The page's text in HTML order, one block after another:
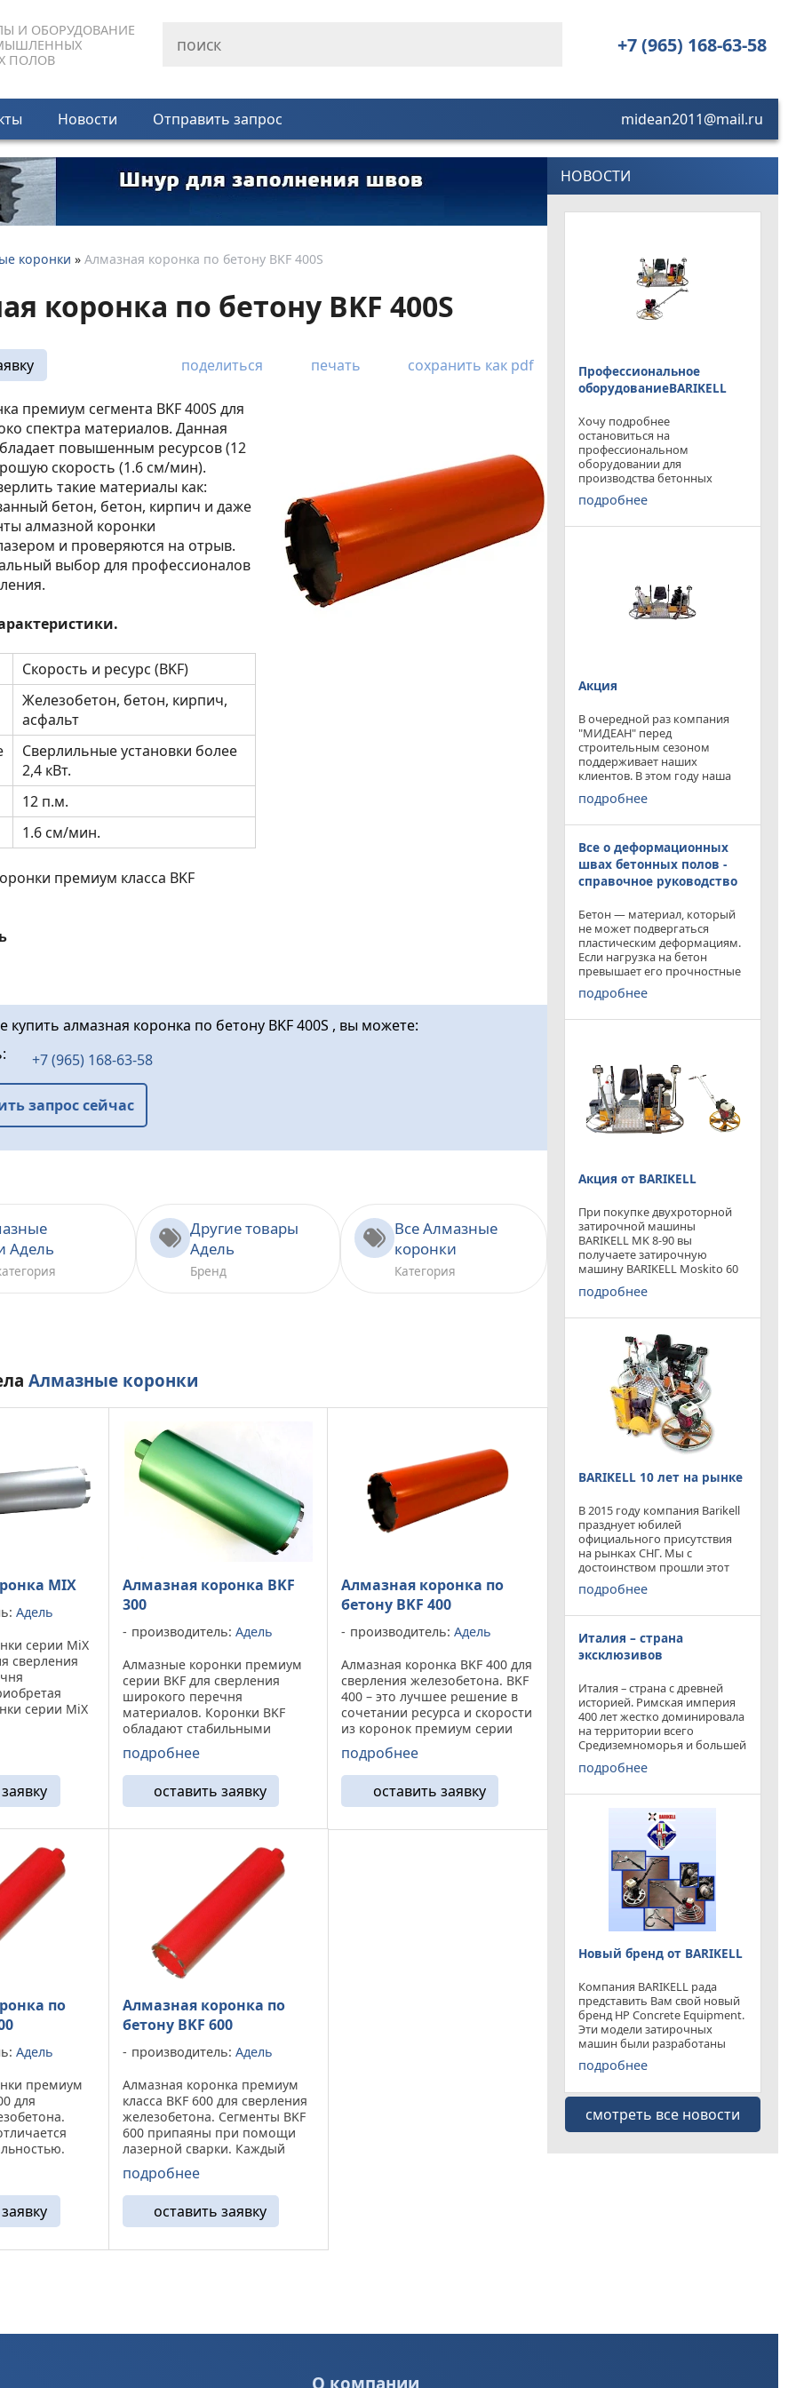
И ОБОРУДОВАНИЕ
ПОЛОВ
+7 (965) 168-63-58
Новости Отправить запрос midean2011@mail.ru
коронки » Алмазная коронка по бетону BKF 400S
коронка по бетону BKF 400S
поделиться печать сохранить как pdf
премиум сегмента BKF 400S для
спектра материалов. Данная
повышенным ресурсов (12
скорость (1.6 см/мин).
такие материалы как:
бетон, бетон, кирпич и даже
алмазной коронки
и проверяются на отрыв.
выбор для профессионалов
Скорость и ресурс (BKF)
Железобетон, бетон, кирпич,
асфальт
Сверлильные установки более
2,4 кВт.
12 п.м.
1.6 см/мин.
премиум класса BKF
купить алмазная коронка по бетону BKF 400S , вы можете:
+7 (965) 168-63-58
запрос сейчас
Адель
Другие товары
Адель
Бренд
Все Алмазные
коронки
Категория
Алмазные коронки
MIX
Адель
серии MiX
сверления
серии MiX
технология
под ...
Алмазная коронка BKF
300
производитель: Адель
Алмазные коронки премиум
серии BKF для сверления
широкого перечня
материалов. Коронки BKF
обладают стабильными
высокими
эксплуатационными
показателями. Алмазная
коронка BKF 300 подходит для
сверления бетона,
железобетона средней
подробнее
оставить заявку
Алмазная коронка по
бетону BKF 400
производитель:Адель
Алмазная коронка BKF 400 для
сверления железобетона. BKF
400 – это лучшее решение в
сочетании ресурса и скорости
из коронок премиум серии
BKF. Основная задача
модификации BKF 400
сверление
высокоармированного
бетона и бетона. Модель
подробнее
оставить заявку
по
Адель
премиум
для
на широкий
(от 1.5
задача
а также ...
Алмазная коронка по
бетону BKF 600
производитель: Адель
Алмазная коронка премиум
класса BKF 600 для сверления
железобетона. Сегменты BKF
600 припаяны при помощи
лазерной сварки. Каждый
сегмент проверяется на
отрыв на заводе.
Устанавливается на широкий
спектр оборудования (от 1.5
до 3.3 кВт). Высокая ...
подробнее
оставить заявку
НОВОСТИ
Профессиональное
оборудованиеBARIKELL
Хочу подробнее
остановиться на
профессиональном
оборудовании для
производства бетонных
работ, ибо к качеству
поверхности бетона в
широк. Это
подробнее
Акция
В очередной раз компания
"МИДЕАН" перед
строительным сезоном
поддерживает наших
клиентов. В этом году наша
компания предлагает
приобрести двухроторную
площадью затирки 2540 мм
по цене двухроторной
подробнее
Все о деформационных
швах бетонных полов -
справочное руководство
Бетон — материал, который
не может подвергаться
пластическим деформациям.
Если нагрузка на бетон
превышает его прочностные
характеристики, то он
попросту растрескивается.
подробнее
Акция от BARIKELL
При покупке двухроторной
затирочной машины
BARIKELL MK 8-90 вы
получаете затирочную
машину BARIKELL Moskito 60
абсолютно бесплатно
подробнее
BARIKELL 10 лет на рынке
В 2015 году компания Barikell
празднует юбилей
официального присутствия
на рынках СНГ. Мы с
достоинством прошли этот
отрезок времени ,
конкурируя с
результатов и целей которые
перед собой ставили.
подробнее
Италия – страна
эксклюзивов
Италия – страна с древней
историей. Римская империя
400 лет жестко доминировала
на территории всего
Средиземноморья и большей
частью Европы. Императоры
и правители аппенин
Каждый гражданин Земли
подробнее
Новый бренд от BARIKELL
Компания BARIKELL рада
представить Вам свой новый
бренд HP Concrete Equipment.
Эти модели затирочных
машин были разработаны
специально для
удовлетворения рынка
класса . Данная "белая линия"
представлена несколькими
моделями
подробнее
смотреть все новости
О компании